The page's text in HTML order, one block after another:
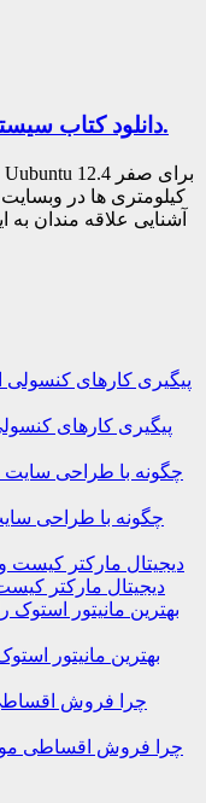
دانلود کتاب سیستم عامل لینوکس را خوب یاد بگیریم.
کیلومتری ها در
آشنایی علاقه مندان
پیگیری کارهای
چگونه با طراحی
دیجیتال مارکتر
بهترین مانیتور
چرا فروش اقساطی